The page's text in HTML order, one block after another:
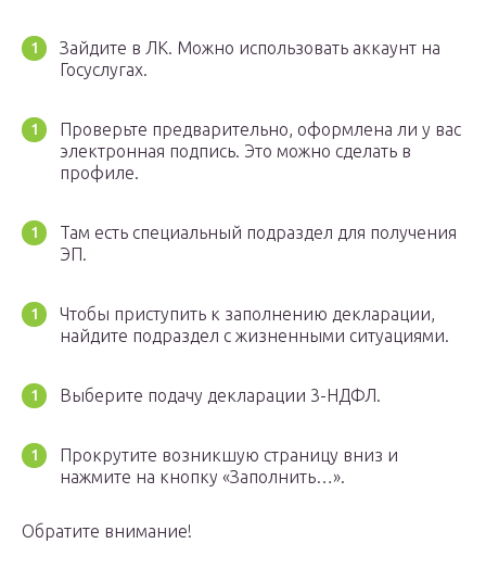
Зайдите в ЛК. Можно использовать аккаунт на
Госуслугах.
Проверьте предварительно, оформлена ли у вас
электронная подпись. Это можно сделать в
профиле.
Там есть специальный подраздел для получения
ЭП.
Чтобы приступить к заполнению декларации,
найдите подраздел с жизненными ситуациями.
Выберите подачу декларации 3-НДФЛ.
Прокрутите возникшую страницу вниз и
нажмите на кнопку «Заполнить…».
Обратите внимание!